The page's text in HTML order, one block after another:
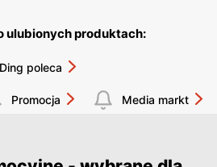
ulubionych produktach:
Ding poleca
Promocja Media markt